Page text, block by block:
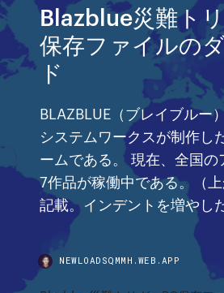
Blazblue災難ト
保存ファイルの
ド
BLAZBLUE（ブレイブルー
システムワークスが制作し
ームである。 現在、全国の
7作品が稼働中である。（
記載。インデントを増やし
NEWLOADSQMMH.WEB.APP